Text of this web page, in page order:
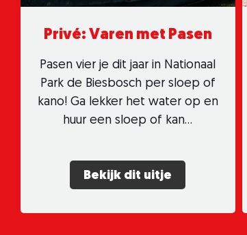
Privé: Varen met Pasen
Pasen vier je dit jaar in Nationaal
Park de Biesbosch per sloep of
kano! Ga lekker het water op en
huur een sloep of kan…
Bekijk dit uitje